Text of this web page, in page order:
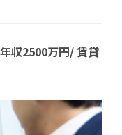
収2500万円/ 賃貸